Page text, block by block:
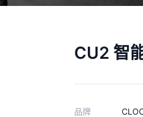
CU2 智
品牌